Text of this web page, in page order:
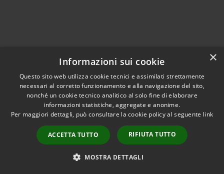
Prenotazione appuntamento
Segnalazione disservizio
Leggi le FAQ
Richiesta assistenza
×
Informazioni sui cookie
Questo sito web utilizza cookie tecnici e assimilati strettamente
necessari al corretto funzionamento e alla navigazione del sito,
nonché un cookie tecnico analitico al solo fine di elaborare
informazioni statistiche, aggregate e anonime.
Per maggiori dettagli, può consultare la cookie policy al seguente link
ACCETTA TUTTO RIFIUTA TUTTO
MOSTRA DETTAGLI